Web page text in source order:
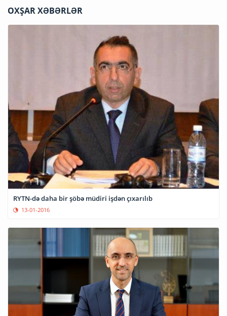
OXŞAR XƏBƏRLƏR
RYTN-də daha bir şöbə müdiri işdən çıxarılıb
13-01-2016